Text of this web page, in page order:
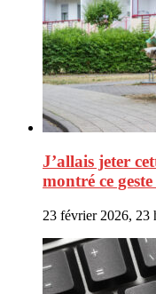
J’allais jeter
montré ce
23 février 2026, 23